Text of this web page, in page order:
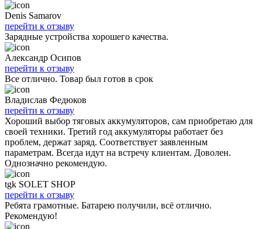
Denis Samarov
перейти к отзыву
Зарядные устройства хорошего качества.
Александр Осипов
перейти к отзыву
Все отлично. Товар был готов в срок
Владислав Федюков
перейти к отзыву
Хороший выбор тяговых аккумуляторов, сам приобретаю для
своей техники. Третий год аккумуляторы работает без
проблем, держат заряд. Соответствует заявленным
параметрам. Всегда идут на встречу клиентам. Доволен.
Однозначно рекомендую.
tgk SOLET SHOP
перейти к отзыву
Ребята грамотные. Батарею получили, всё отлично.
Рекомендую!